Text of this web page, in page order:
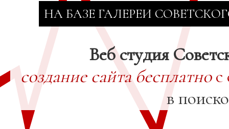
НА БАЗЕ ГАЛЕРЕИ
Веб студия
создание сайта бесплатнос
в